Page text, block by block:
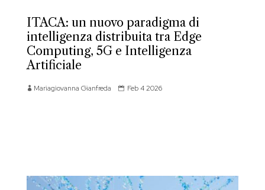
ITACA: un nuovo paradigma di
intelligenza distribuita tra Edge
Computing, 5G e Intelligenza
Artificiale
Mariagiovanna Gianfreda Feb 4 2026